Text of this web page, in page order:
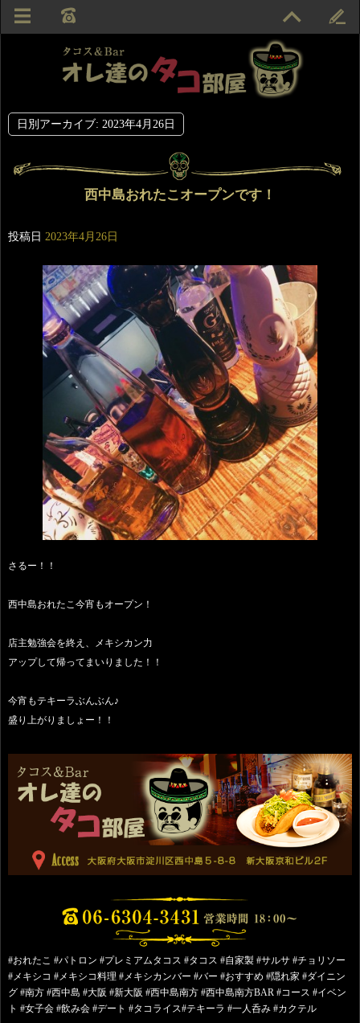
日別アーカイブ: 2023年4月26日
西中島おれたこオープンです！
投稿日 2023年4月26日
さるー！！
西中島おれたこ今宵もオープン！
店主勉強会を終え、メキシカン力
アップして帰ってまいりました！！
今宵もテキーラぶんぶん♪
盛り上がりましょー！！
#おれたこ #パトロン #プレミアムタコス #タコス #自家製 #サルサ #チョリソー
#メキシコ #メキシコ料理 #メキシカンバー #バー #おすすめ #隠れ家 #ダイニン
グ #南方 #西中島 #大阪 #新大阪 #西中島南方 #西中島南方BAR #コース #イベン
ト #女子会 #飲み会 #デート #タコライス#テキーラ #一人呑み #カクテル